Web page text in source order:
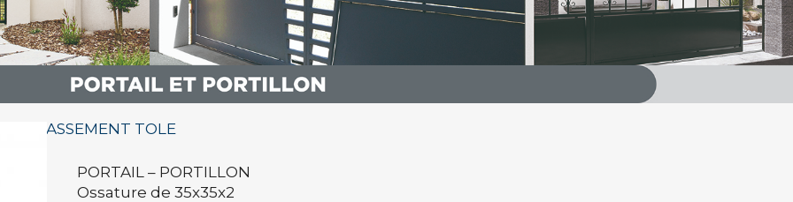
SOUBASSEMENT TOLE
PORTAIL – PORTILLON
Ossature de 35x35x2